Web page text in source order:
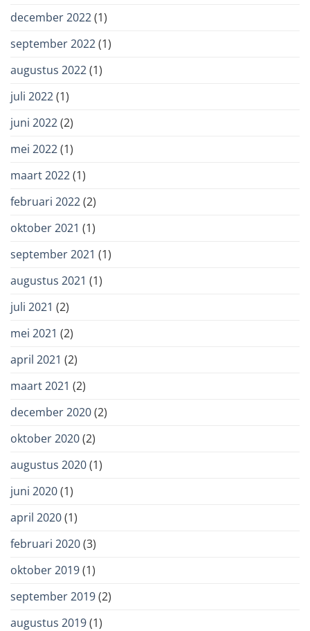
december 2022(1)
september 2022(1)
augustus 2022(1)
juli 2022(1)
juni 2022(2)
mei 2022(1)
maart 2022(1)
februari 2022(2)
oktober 2021 (1)
september 2021 (1)
augustus 2021 (1)
juli 2021 (2)
mei 2021 (2)
april 2021 (2)
maart 2021 (2)
december 2020(2)
oktober 2020(2)
augustus 2020(1)
juni 2020(1)
april 2020(1)
februari 2020(3)
oktober 2019(1)
september 2019(2)
augustus 2019(1)